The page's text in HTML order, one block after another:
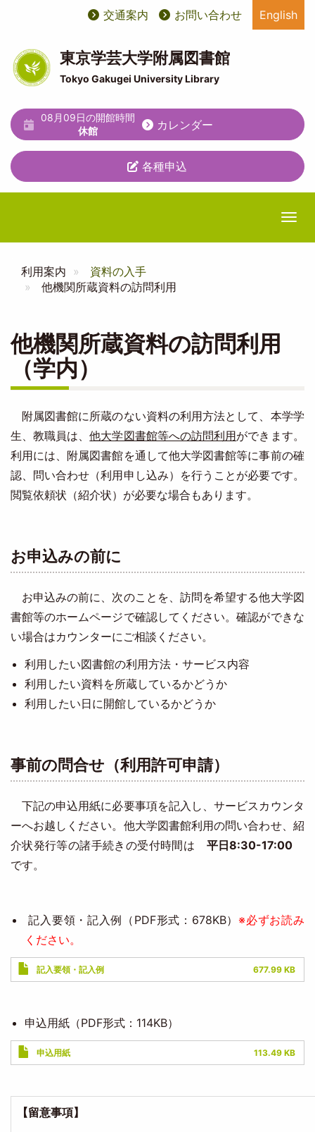
ツ
に
動
User
account
menu
ユ
ー
テ
ィ
リ
テ
ィ
メ
ュ
ー
交通案内 お問い合わせ English
東京学芸大学附属図書館
Tokyo Gakugei University Library
08月09日の開館時間
休館
カレンダー
各種申込
利用案内
資料の入手
他機関所蔵資料の訪問利用
他機関所蔵資料の訪問利用
（学内）
附属図書館に所蔵のない資料の利用方法として、本学学
生、教職員は、他大学図書館等への訪問利用ができます。
利用には、附属図書館を通して他大学図書館等に事前の確
認、問い合わせ（利用申し込み）を行うことが必要です。
閲覧依頼状（紹介状）が必要な場合もあります。
お申込みの前に
お申込みの前に、次のことを、訪問を希望する他大学図
書館等のホームページで確認してください。確認ができな
い場合はカウンターにご相談ください。
利用したい図書館の利用方法・サービス内容
利用したい資料を所蔵しているかどうか
利用したい日に開館しているかどうか
事前の問合せ（利用許可申請）
下記の申込用紙に必要事項を記入し、サービスカウンタ
ーへお越しください。他大学図書館利用の問い合わせ、紹
介状発行等の諸手続きの受付時間は 平日8:30-17:00
です。
記入要領・記入例（PDF形式：678KB）※必ずお読み
ください。
Document
記入要領・記入例 677.99 KB
申込用紙（PDF形式：114KB）
Document
申込用紙 113.49 KB
【留意事項】